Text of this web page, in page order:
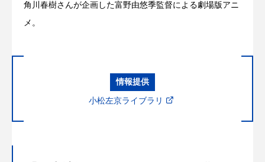
角川春樹さんが企画した富野由悠季監督による劇場版アニ
メ。
情報提供
小松左京ライブラリ